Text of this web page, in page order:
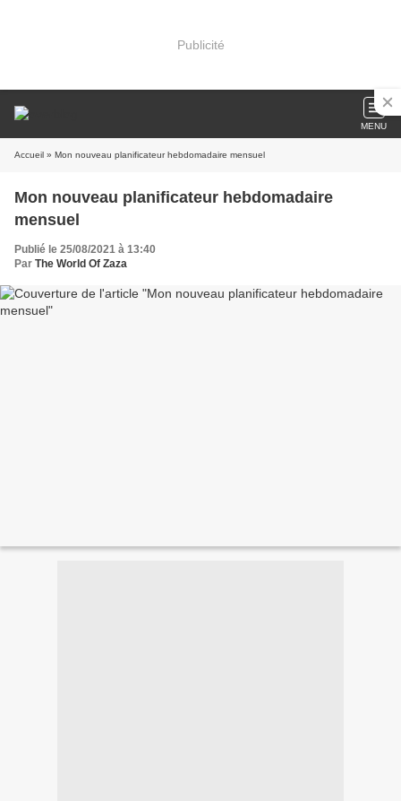
Publicité
MENU
Accueil » Mon nouveau planificateur hebdomadaire mensuel
Mon nouveau planificateur hebdomadaire
mensuel
Publié le 25/08/2021 à 13:40
Par The World Of Zaza